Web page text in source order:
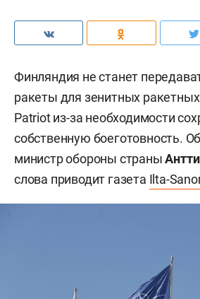
Финляндия не станет
ракеты для зенитных
Patriot из-за необходимости
собственную боеготовность.
министр обороны страны
слова приводит газета Ilta-